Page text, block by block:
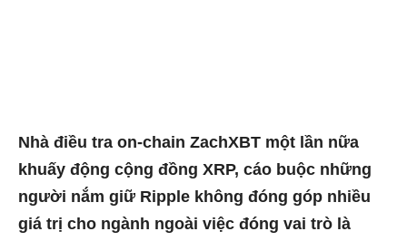
Nhà điều tra on-chain ZachXBT một lần nữa
khuấy động cộng đồng XRP, cáo buộc những
người nắm giữ Ripple không đóng góp nhiều
giá trị cho ngành ngoài việc đóng vai trò là